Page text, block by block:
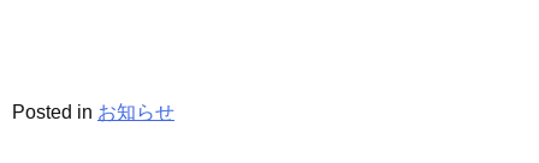
Posted in お知らせ